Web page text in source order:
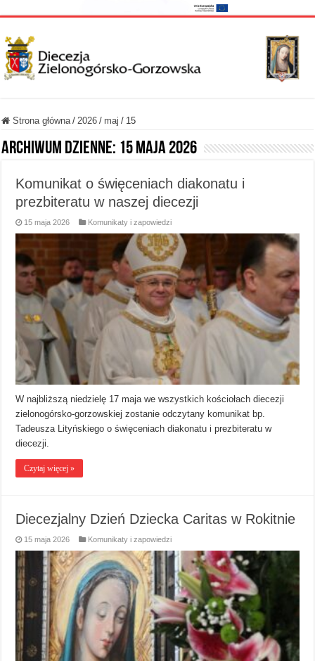
Strona główna / 2026 / maj / 15
Archiwum dzienne: 15 maja 2026
Komunikat o święceniach diakonatu i
prezbiteratu w naszej diecezji
15 maja 2026 Komunikaty i zapowiedzi
W najbliższą niedzielę 17 maja we wszystkich kościołach diecezji
zielonogórsko-gorzowskiej zostanie odczytany komunikat bp.
Tadeusza Lityńskiego o święceniach diakonatu i prezbiteratu w
diecezji.
Czytaj więcej »
Diecezjalny Dzień Dziecka Caritas w Rokitnie
15 maja 2026 Komunikaty i zapowiedzi